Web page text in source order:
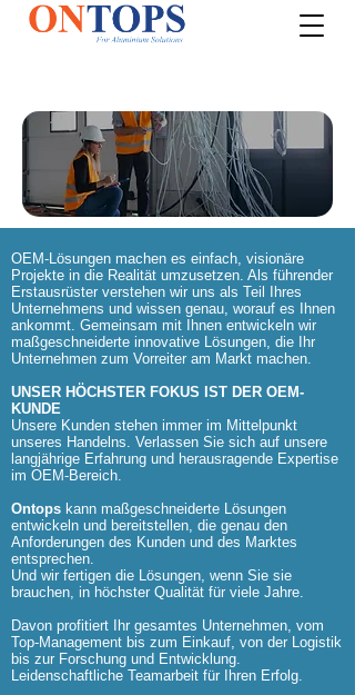
OEM-Lösungen machen es einfach, visionäre
Projekte in die Realität umzusetzen. Als führender
Erstausrüster verstehen wir uns als Teil Ihres
Unternehmens und wissen genau, worauf es Ihnen
ankommt. Gemeinsam mit Ihnen entwickeln wir
maßgeschneiderte innovative Lösungen, die Ihr
Unternehmen zum Vorreiter am Markt machen.
UNSER HÖCHSTER FOKUS IST DER OEM-
KUNDE
Unsere Kunden stehen immer im Mittelpunkt
unseres Handelns. Verlassen Sie sich auf unsere
langjährige Erfahrung und herausragende Expertise
im OEM-Bereich.
Ontops kann maßgeschneiderte Lösungen
entwickeln und bereitstellen, die genau den
Anforderungen des Kunden und des Marktes
entsprechen.
Und wir fertigen die Lösungen, wenn Sie sie
brauchen, in höchster Qualität für viele Jahre.
Davon profitiert Ihr gesamtes Unternehmen, vom
Top-Management bis zum Einkauf, von der Logistik
bis zur Forschung und Entwicklung.
Leidenschaftliche Teamarbeit für Ihren Erfolg.